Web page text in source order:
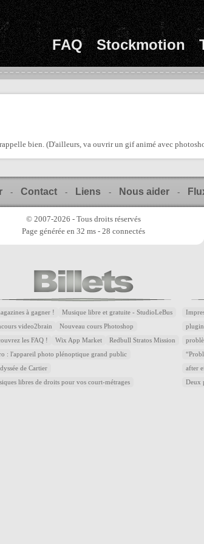
FAQ Stockmotion
bien. (D'ailleurs, va ouvrir un gif animé avec
- Contact - Liens - Nous aider -
© 2007-2026 - Tous droits réservés
Page générée en 32 ms - 28 connectés
à gagner ! Musique libre et gratuite - StudioLeBus
video2brain Nouveau cours Photoshop
les FAQ ! Wix App Market Redbull Stratos Mission
: l'appareil photo plénoptique grand public
de Cartier
libres de droits pour vos court-métrages
after
Deux